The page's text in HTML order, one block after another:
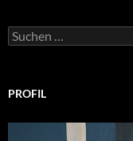
Suchen
nach:
PROFIL